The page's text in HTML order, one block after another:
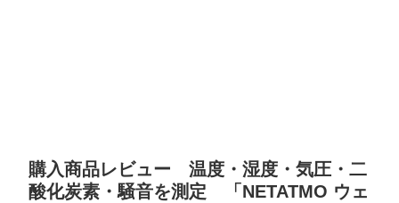
購入商品レビュー 温度・湿度・気圧・二
酸化炭素・騒音を測定 「NETATMO ウェ